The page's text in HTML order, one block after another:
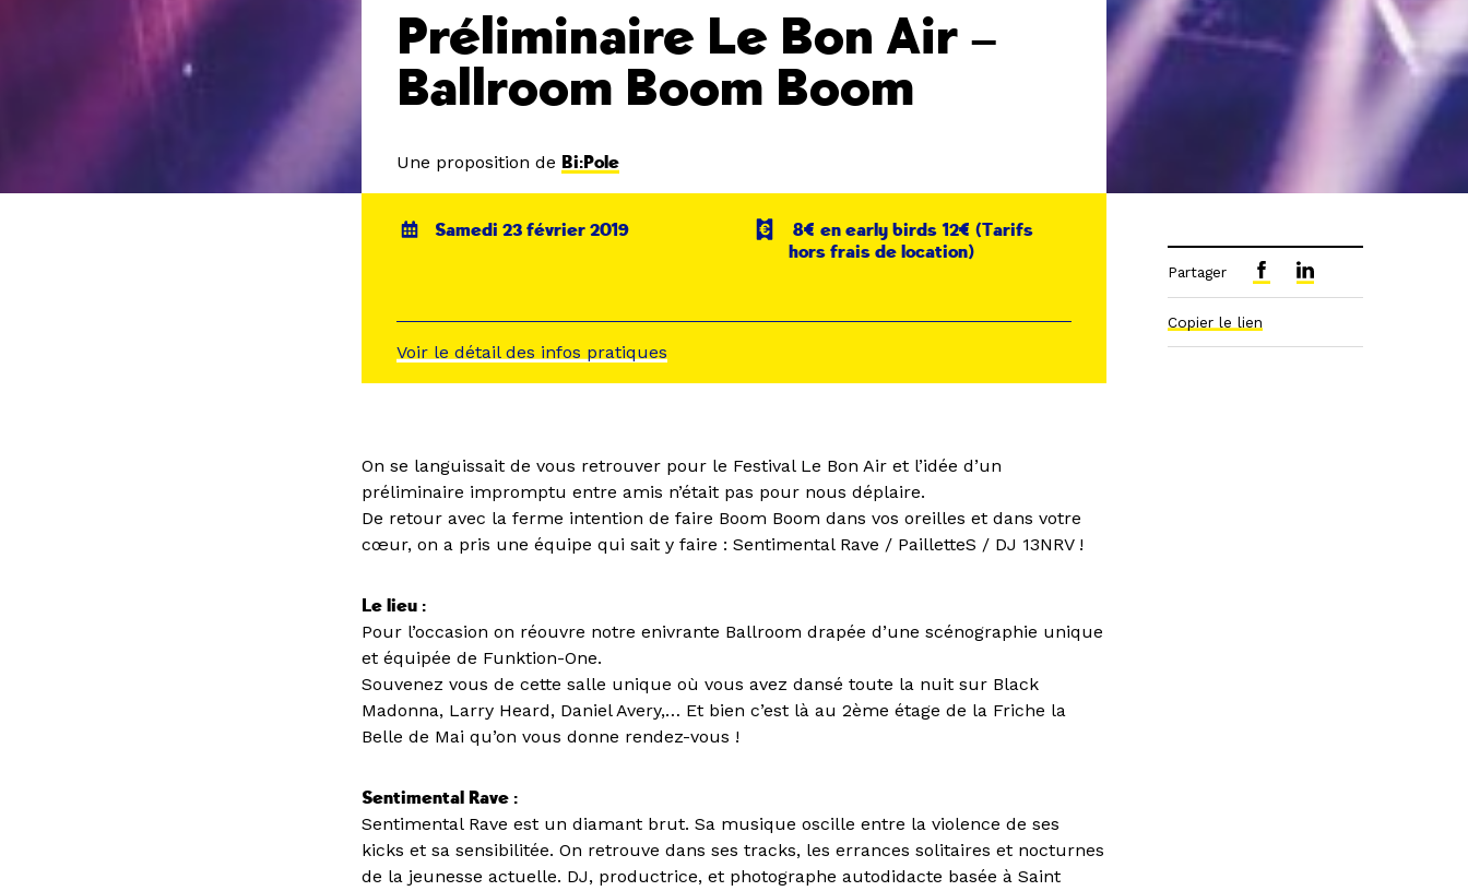
Préliminaire Le Bon Air –
Ballroom Boom Boom
Une proposition de Bi:Pole
Samedi 23 février 2019
8€ en early birds 12€ (Tarifs
hors frais de location)
Voir le détail des infos pratiques
On se languissait de vous retrouver pour le Festival Le Bon Air et l’idée d’un
préliminaire impromptu entre amis n’était pas pour nous déplaire.
De retour avec la ferme intention de faire Boom Boom dans vos oreilles et dans votre
cœur, on a pris une équipe qui sait y faire : Sentimental Rave / PailletteS / DJ 13NRV !
Le lieu :
Pour l’occasion on réouvre notre enivrante Ballroom drapée d’une scénographie unique
et équipée de Funktion-One.
Souvenez vous de cette salle unique où vous avez dansé toute la nuit sur Black
Madonna, Larry Heard, Daniel Avery,… Et bien c’est là au 2ème étage de la Friche la
Belle de Mai qu’on vous donne rendez-vous !
Sentimental Rave :
Sentimental Rave est un diamant brut. Sa musique oscille entre la violence de ses
kicks et sa sensibilitée. On retrouve dans ses tracks, les errances solitaires et nocturnes
de la jeunesse actuelle. DJ, productrice, et photographe autodidacte basée à Saint
Partager
Copier le lien